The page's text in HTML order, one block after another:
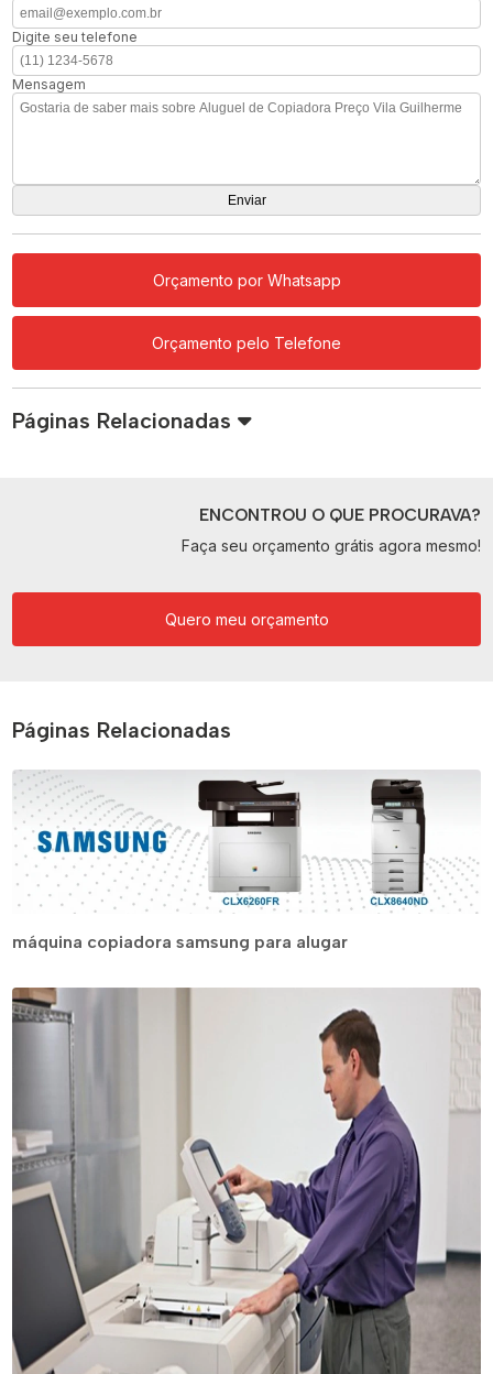
Digite seu telefone
Mensagem
Orçamento por Whatsapp
Orçamento pelo Telefone
Páginas Relacionadas
ENCONTROU O QUE PROCURAVA?
Faça seu orçamento grátis agora mesmo!
Quero meu orçamento
Páginas Relacionadas
máquina copiadora samsung para alugar